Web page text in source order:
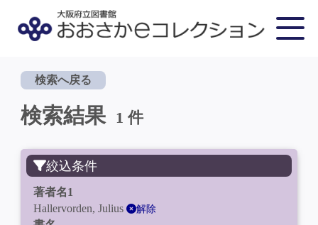
検索へ戻る
検索結果 1 件
絞込条件
著者名1
Hallervorden, Julius
解除